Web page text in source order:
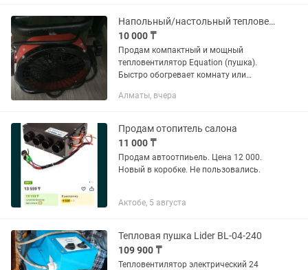
Напольный/настольный тепловентилятор (Equation)
10 000 ₸
Продам компактный и мощный
тепловентилятор Equation (пушка).
Быстро обогревает комнату или
мощности и термостат.
Алматы, вчера
Продам отопитель салона
11 000 ₸
Продам автоотпиьель. Цена 12 000.
Новый в коробке. Не пользовались.
Актобе, 5 августа
Тепловая пушка Lider BL-04-240
109 900 ₸
Тепловентилятор электрический 24